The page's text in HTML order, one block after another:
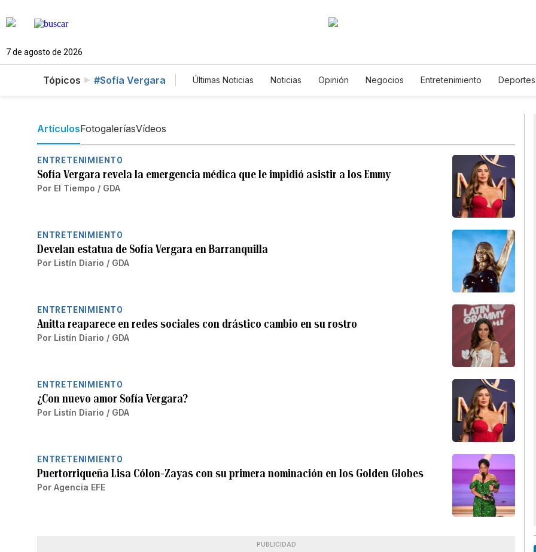
7 de agosto de 2026
Tópicos #Sofía Vergara Últimas Noticias Noticias Opinión Negocios Entretenimiento Deportes
ArtículosFotogaleríasVídeos
ENTRETENIMIENTO
Sofía Vergara revela la emergencia médica que le impidió asistir a los Emmy
Por El Tiempo / GDA
ENTRETENIMIENTO
Develan estatua de Sofía Vergara en Barranquilla
Por Listín Diario / GDA
ENTRETENIMIENTO
Anitta reaparece en redes sociales con drástico cambio en su rostro
Por Listín Diario / GDA
ENTRETENIMIENTO
¿Con nuevo amor Sofía Vergara?
Por Listín Diario / GDA
ENTRETENIMIENTO
Puertorriqueña Lisa Cólon-Zayas con su primera nominación en los Golden Globes
Por Agencia EFE
PUBLICIDAD